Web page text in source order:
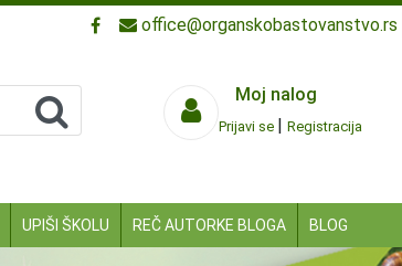
office@organskobastovanstvo.rs
Moj nalog
Prijavi se | Registracija
UPIŠI ŠKOLU REČ AUTORKE BLOGA BLOG